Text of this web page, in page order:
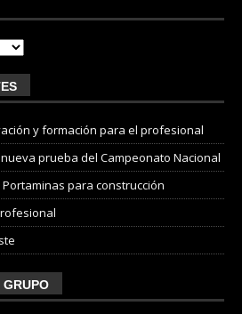
y formación para el profesional
prueba del Campeonato Nacional
para construcción